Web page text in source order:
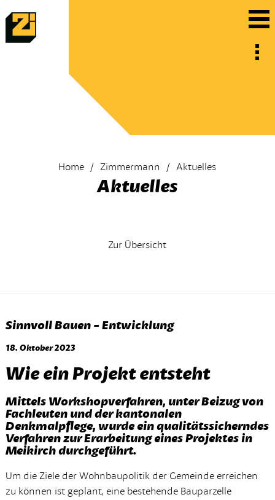
Home Zimmermann Aktuelles
Aktuelles
Zur Übersicht
Sinnvoll Bauen - Entwicklung
18. Oktober 2023
Wie ein Projekt entsteht
Mittels Workshopverfahren, unter Beizug von
Fachleuten und der kantonalen
Denkmalpflege, wurde ein qualitätssicherndes
Verfahren zur Erarbeitung eines Projektes in
Meikirch durchgeführt.
Um die Ziele der Wohnbaupolitik der Gemeinde erreichen
zu können ist geplant, eine bestehende Bauparzelle